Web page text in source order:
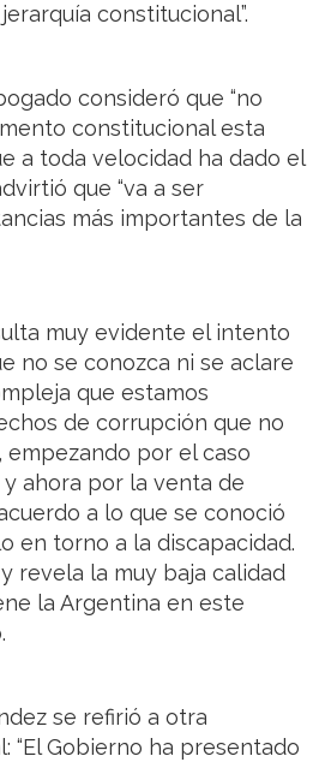
constitucional”.
consideró que “no
constitucional esta
a toda velocidad ha dado el
que “va a ser
más importantes de la
muy evidente el intento
no se conozca ni se aclare
que estamos
de corrupción que no
empezando por el caso
ahora por la venta de
a lo que se conoció
en torno a la discapacidad.
revela la muy baja calidad
la Argentina en este
se refirió a otra
“El Gobierno ha presentado